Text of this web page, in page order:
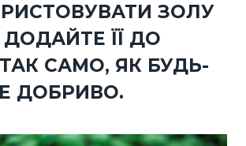
ЗОЛУ
ЇЇ ДО
САМО, ЯК БУДЬ-
ДОБРИВО.